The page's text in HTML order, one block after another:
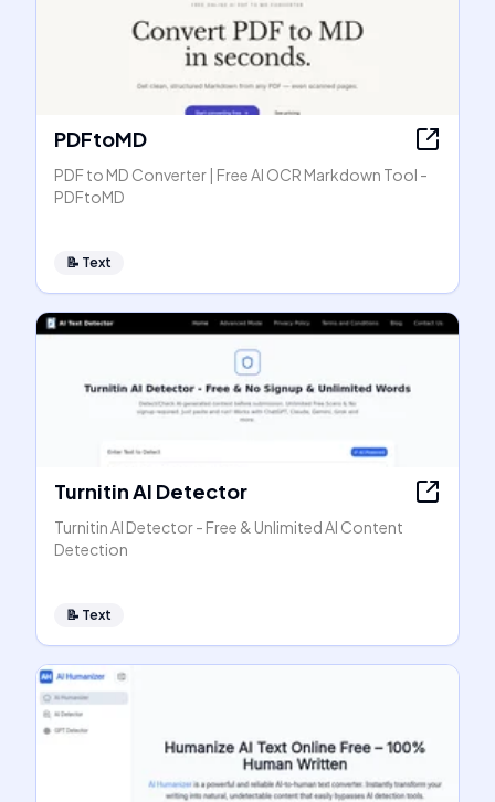
PDFtoMD
PDF to MD Converter | Free AI OCR Markdown Tool -
PDFtoMD
📝 Text
Turnitin AI Detector
Turnitin AI Detector - Free & Unlimited AI Content
Detection
📝 Text